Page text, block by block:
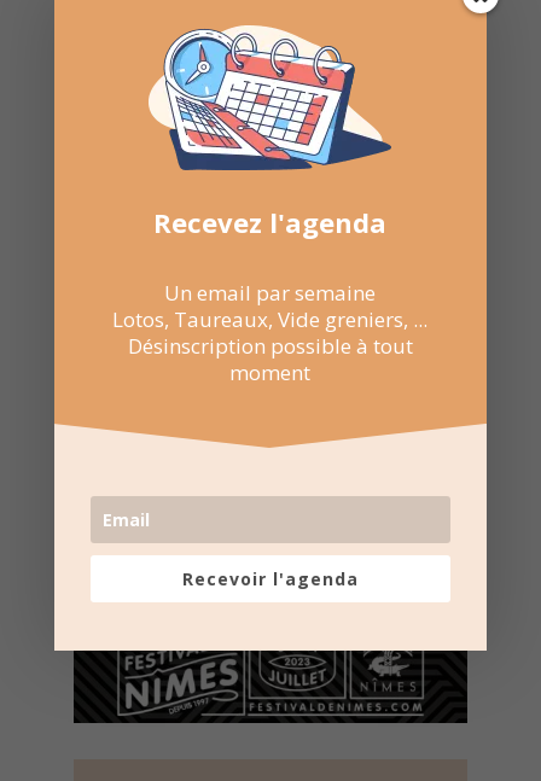
Nombre de consultations : 568
Recevez l'agenda
Un email par semaine
Lotos, Taureaux, Vide greniers, ...
Désinscription possible à tout
moment
Recevoir l'agenda